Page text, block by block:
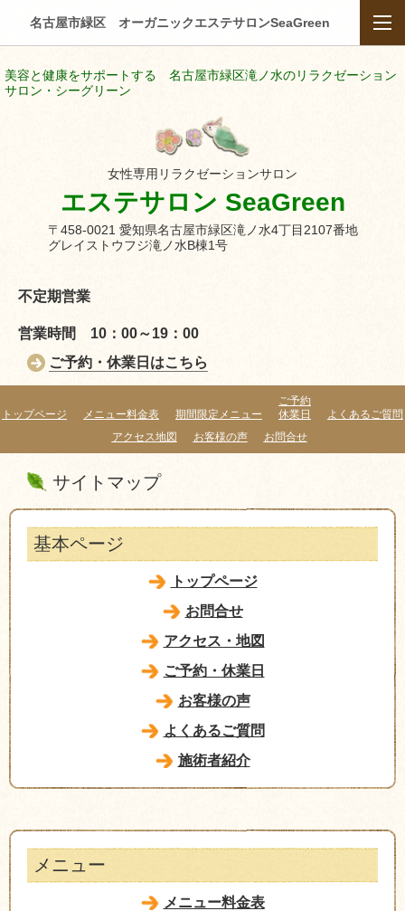
名古屋市緑区 オーガニックエステサロンSeaGreen
美容と健康をサポートする 名古屋市緑区滝ノ水のリラクゼーション
サロン・シーグリーン
女性専用リラクゼーションサロン
エステサロン SeaGreen
〒458-0021 愛知県名古屋市緑区滝ノ水4丁目2107番地
グレイストウフジ滝ノ水B棟1号
不定期営業
営業時間 10：00～19：00
ご予約・休業日はこちら
トップページ メニュー料金表 期間限定メニュー
ご予約
休業日
よくあるご質問
アクセス地図
お客様の声 お問合せ
サイトマップ
基本ページ
トップページ
お問合せ
アクセス・地図
ご予約・休業日
お客様の声
よくあるご質問
施術者紹介
メニュー
メニュー料金表